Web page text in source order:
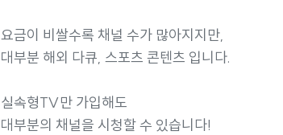
요금이 비쌀수록 채널 수가 많아지지만,
대부분 해외 다큐, 스포츠 콘텐츠 입니다.
실속형TV만 가입해도
대부분의 채널을 시청할 수 있습니다!